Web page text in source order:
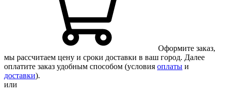
Оформите заказ,
мы рассчитаем цену и сроки доставки в ваш город. Далее
оплатите заказ удобным способом (условия оплаты и
доставки).
или